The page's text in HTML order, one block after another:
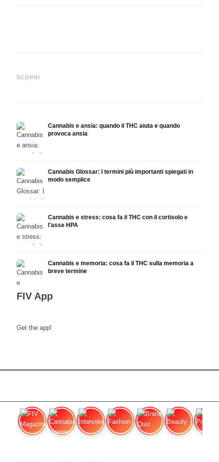
SCOPRI
Epidiolex e lo stato della
Cannabis e ansia: quando il THC aiuta e quando
provoca ansia
Cannabis Glossar: I termini più importanti spiegati in
modo semplice
Cannabis e stress: cosa fa il THC con il cortisolo e
l'asse HPA
Cannabis e memoria: cosa fa il THC sulla memoria a
breve termine
FIV App
Get the app!